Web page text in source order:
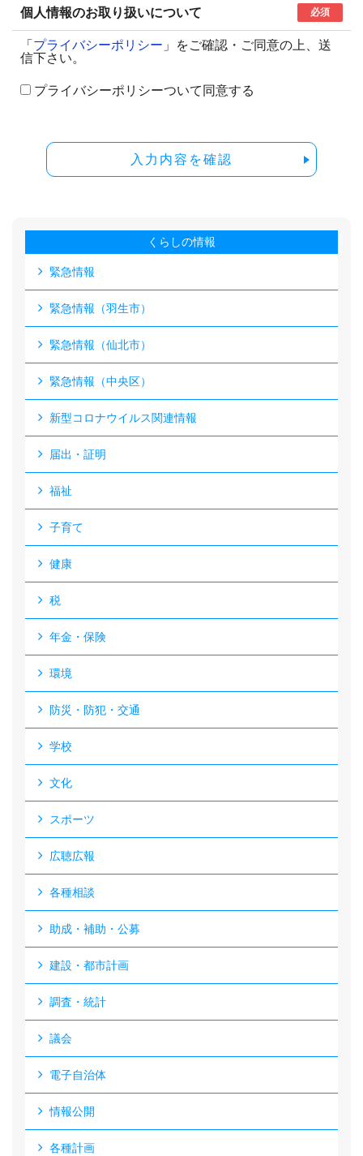
個人情報のお取り扱いについて 必須
「 プライバシーポリシー 」をご確認・ご同意の上、送
信下さい。
プライバシーポリシーついて同意する
入力内容を確認
くらしの情報
緊急情報
緊急情報（羽生市）
緊急情報（仙北市）
緊急情報（中央区）
新型コロナウイルス関連情報
届出・証明
福祉
子育て
健康
税
年金・保険
環境
防災・防犯・交通
学校
文化
スポーツ
広聴広報
各種相談
助成・補助・公募
建設・都市計画
調査・統計
議会
電子自治体
情報公開
各種計画